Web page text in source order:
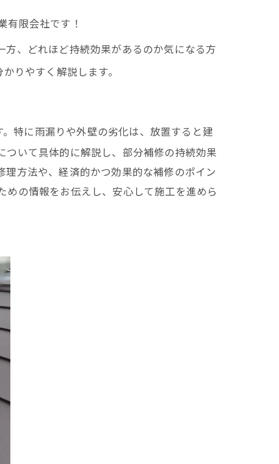
有限会社です！
、どれほど持続効果があるのか気になる方
かりやすく解説します。
。特に雨漏りや外壁の劣化は、放置すると建
いて具体的に解説し、部分補修の持続効果
方法や、経済的かつ効果的な補修のポイン
の情報をお伝えし、安心して施工を進めら